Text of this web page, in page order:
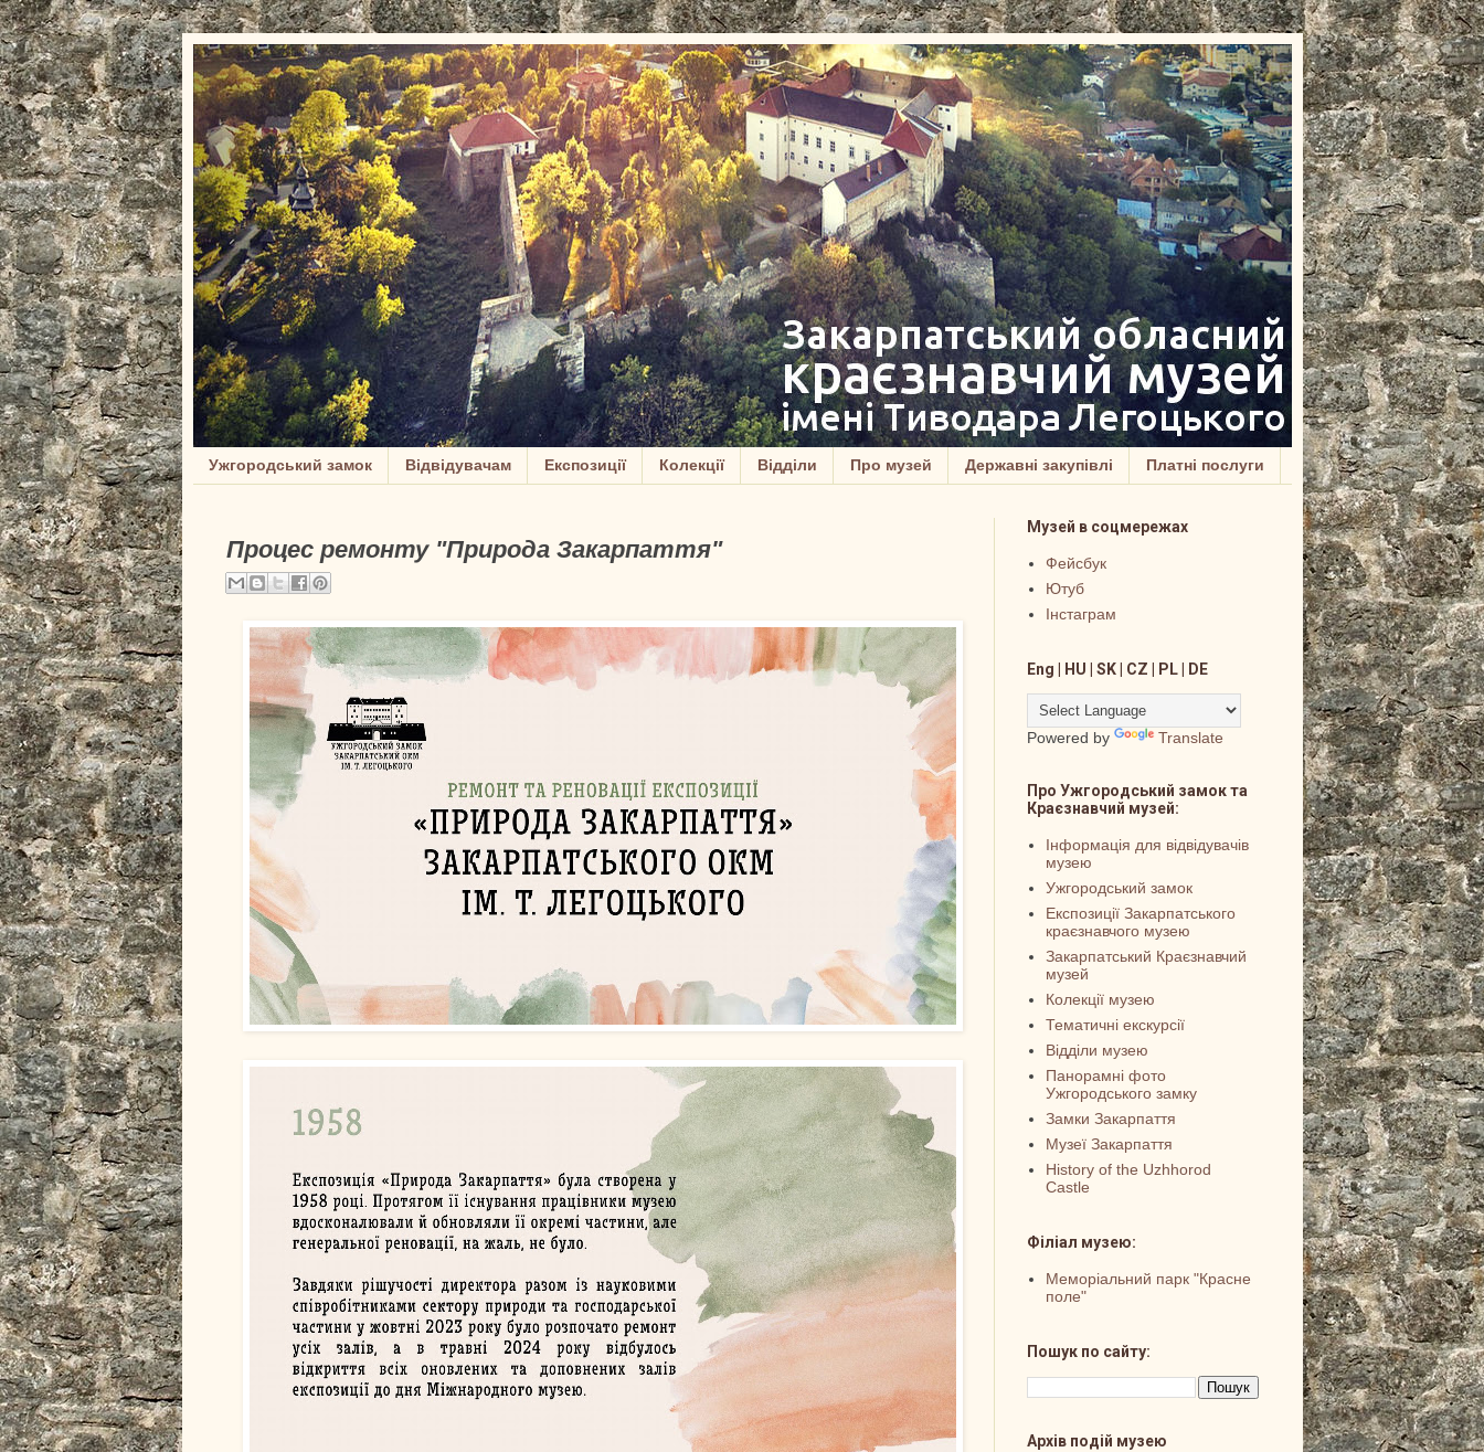
Ужгородський замок Відвідувачам Експозиції Колекції Відділи Про музей Державні закупівлі Платні послуги
Процес ремонту "Природа Закарпаття"
Музей в соцмережах
Фейсбук
Ютуб
Інстаграм
Eng | HU | SK | CZ | PL | DE
Powered by Translate
Про Ужгородський замок та
Краєзнавчий музей:
Інформація для відвідувачів
музею
Ужгородський замок
Експозиції Закарпатського
краєзнавчого музею
Закарпатський Краєзнавчий
музей
Колекції музею
Тематичні екскурсії
Відділи музею
Панорамні фото
Ужгородського замку
Замки Закарпаття
Музеї Закарпаття
History of the Uzhhorod
Castle
Філіал музею:
Меморіальний парк "Красне
поле"
Пошук по сайту:
Архів подій музею